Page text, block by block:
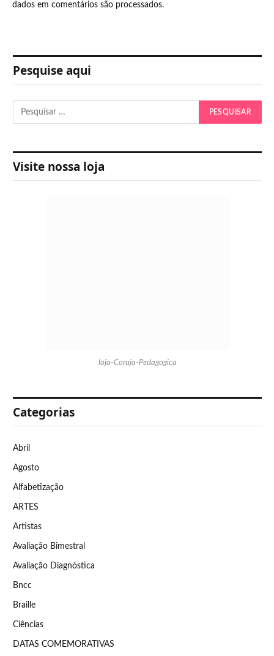
dados em comentários são processados.
Pesquise aqui
Visite nossa loja
loja-Coruja-Pedagogica
Categorias
Abril
Agosto
Alfabetização
ARTES
Artistas
Avaliação Bimestral
Avaliação Diagnóstica
Bncc
Braille
Ciências
DATAS COMEMORATIVAS